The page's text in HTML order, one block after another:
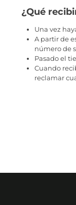
¿Qué
Una vez
A partir de
número de
Pasado el
Cuando
reclamar